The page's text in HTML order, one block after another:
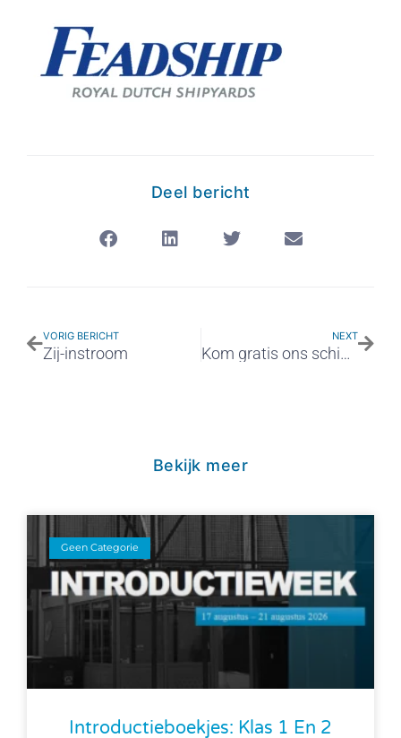
Deel bericht
VORIG BERICHT
Zij-instroom
NEXT
Kom gratis ons schip bezoeken op 12 juni!
Bekijk meer
Geen Categorie
Introductieboekjes: Klas 1 En 2